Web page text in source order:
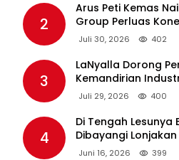
2
Arus Peti Kemas
Group Perluas
Juli 30, 2026 402
3
LaNyalla Dorong
Kemandirian
Lewat PT PAL
Juli 29, 2026 400
4
Di Tengah Lesunya
Dibayangi
Juni 16, 2026 399